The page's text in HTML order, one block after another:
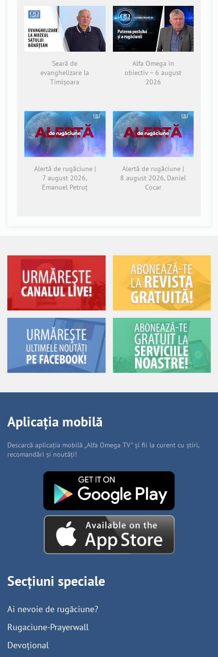
Seară de
evanghelizare la
Timișoara
Alfa Omega în
obiectiv – 6 august
2026
Alertă de rugăciune |
7 august 2026,
Emanuel Petruț
Alertă de rugăciune |
8 august 2026, Daniel
Cocar
Aplicația mobilă
Descarcă aplicația mobilă „Alfa Omega TV” și fii la curent cu știri,
recomandări și noutăți!
Secțiuni speciale
Ai nevoie de rugăciune?
Rugaciune-Prayerwall
Devoțional